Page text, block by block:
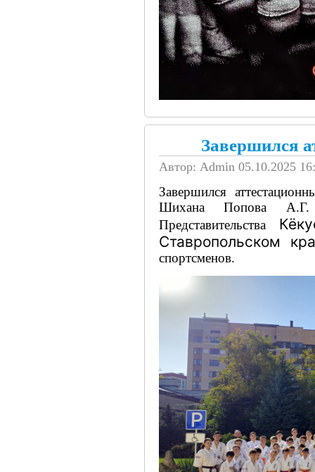
Завершился
Автор: Admin 05.10.2025
Завершился
Шихана Попова А.Г.
Представительства
Ставропольском
спортсменов.